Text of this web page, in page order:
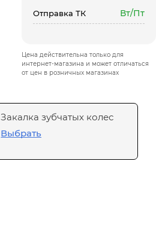
Отправка ТК Вт/Пт
Цена действительна только для
интернет-магазина и может отличаться
от цен в розничных магазинах
Закалка зубчатых колес
Выбрать